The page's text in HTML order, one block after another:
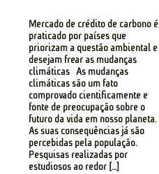
Mercado de crédito de carbono é
praticado por países que
priorizam a questão ambiental e
desejam frear as mudanças
climáticas As mudanças
climáticas são um fato
comprovado cientificamente e
fonte de preocupação sobre o
futuro da vida em nosso planeta.
As suas consequências já são
percebidas pela população.
Pesquisas realizadas por
estudiosos ao redor […]